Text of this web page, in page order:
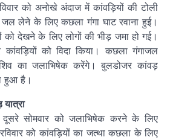
को अनोखे अंदाज में कांवड़ियों की टोली
लेने के लिए कछला गंगा घाट रवाना हुई।
को देखने के लिए लोगों की भीड़ जमा हो गई।
कांवड़ियों को विदा किया। कछला गंगाजल
का जलाभिषेक करेंगे। बुलडोजर कांवड़
हुआ है।
सोमवार को जलाभिषेक करने के लिए
को कांवड़ियों का जत्था कछला के लिए